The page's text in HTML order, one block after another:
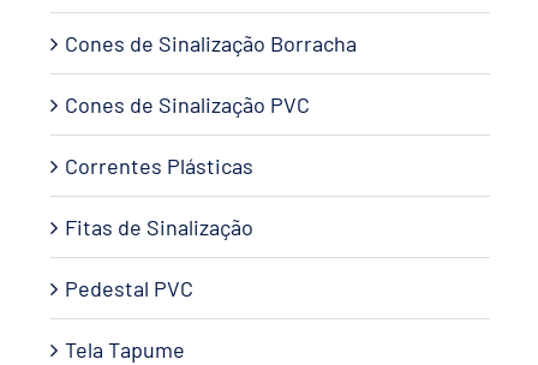
Cones de Sinalização Borracha
Cones de Sinalização PVC
Correntes Plásticas
Fitas de Sinalização
Pedestal PVC
Tela Tapume